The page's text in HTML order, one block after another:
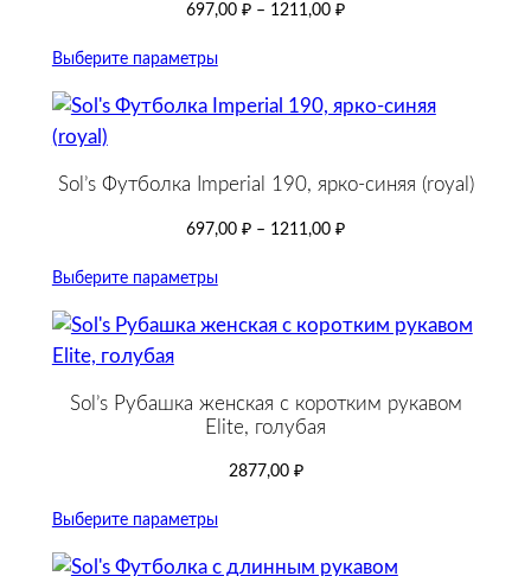
697,00 ₽ – 1211,00 ₽
Выберите параметры
Sol’s Футболка Imperial 190, ярко-синяя (royal)
697,00 ₽ – 1211,00 ₽
Выберите параметры
Sol’s Рубашка женская с коротким рукавом
Elite, голубая
2877,00 ₽
Выберите параметры